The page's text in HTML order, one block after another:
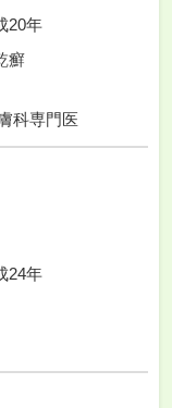
20年
癬
科専門医
24年